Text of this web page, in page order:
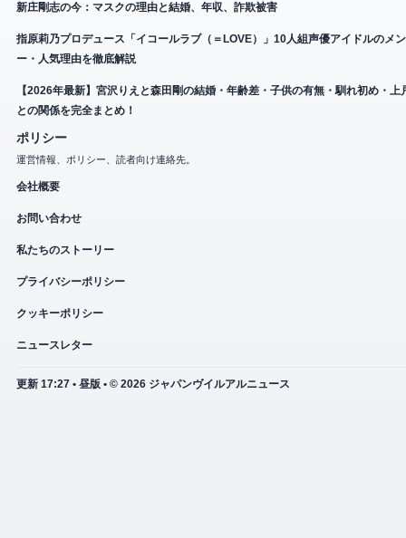
新庄剛志の今：マスクの理由と結婚、年収、詐欺被害
指原莉乃プロデュース「イコールラブ（＝LOVE）」10人組声優アイドルのメ
ー・人気理由を徹底解説
【2026年最新】宮沢りえと森田剛の結婚・年齢差・子供の有無・馴れ初め・上
との関係を完全まとめ！
ポリシー
運営情報、ポリシー、読者向け連絡先。
会社概要
お問い合わせ
私たちのストーリー
プライバシーポリシー
クッキーポリシー
ニュースレター
更新 17:27 • 昼版 • © 2026 ジャパンヴイルアルニュース